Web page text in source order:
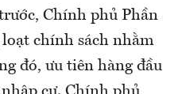
Chính phủ Phần
chính sách nhằm
đó, ưu tiên hàng đầu